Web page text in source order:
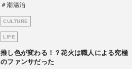
＃潮湯治
CULTURE
LIFE
推し色が変わる！？花火は職人による究極
のファンサだった